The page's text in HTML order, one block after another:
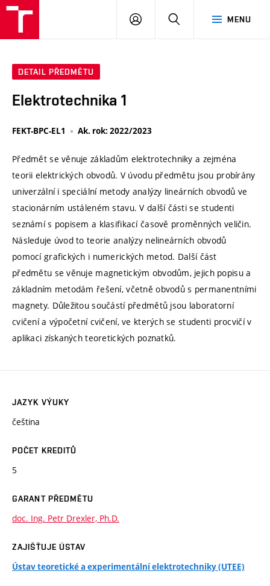
MENU
PŘIHLÁSIT
DETAIL PŘEDMĚTU
Elektrotechnika 1
FEKT-BPC-EL1 Ak. rok: 2022/2023
Předmět se věnuje základům elektrotechniky a zejména
teorii elektrických obvodů. V úvodu předmětu jsou probírány
univerzální i speciální metody analýzy lineárních obvodů ve
stacionárním ustáleném stavu. V další části se studenti
seznámí s popisem a klasifikací časově proměnných veličin.
Následuje úvod to teorie analýzy nelineárních obvodů
pomocí grafických i numerických metod. Další část
předmětu se věnuje magnetickým obvodům, jejich popisu a
základním metodám řešení, včetně obvodů s permanentními
magnety. Důležitou součástí předmětů jsou laboratorní
cvičení a výpočetní cvičení, ve kterých se studenti procvičí v
aplikaci získaných teoretických poznatků.
JAZYK VÝUKY
čeština
POČET KREDITŮ
5
GARANT PŘEDMĚTU
doc. Ing. Petr Drexler, Ph.D.
ZAJIŠŤUJE ÚSTAV
Ústav teoretické a experimentální elektrotechniky (UTEE)